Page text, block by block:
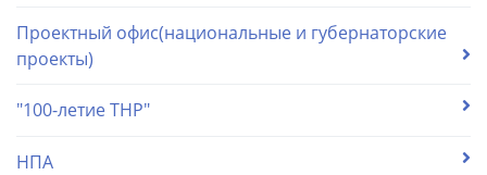
Проектный офис(национальные и губернаторские
проекты)
"100-летие ТНР"
НПА